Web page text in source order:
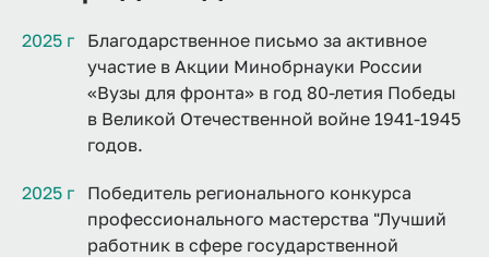
2025 г
Благодарственное письмо за активное
участие в Акции Минобрнауки России
«Вузы для фронта» в год 80-летия Победы
в Великой Отечественной войне 1941-1945
годов.
2025 г
Победитель регионального конкурса
профессионального мастерства "Лучший
работник в сфере государственной